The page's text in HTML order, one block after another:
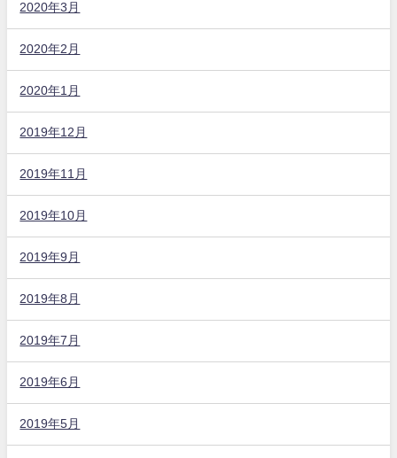
2020年3月
2020年2月
2020年1月
2019年12月
2019年11月
2019年10月
2019年9月
2019年8月
2019年7月
2019年6月
2019年5月